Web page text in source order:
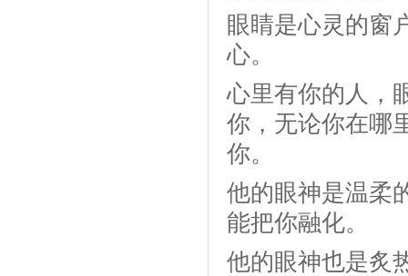
眼睛是心灵的窗
心。
心里有你的人，
你，无论你在哪
你。
他的眼神是温柔
能把你融化。
他的眼神也是炙